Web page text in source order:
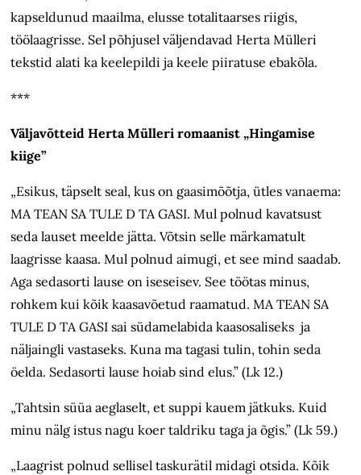
kapseldunud maailma, elusse totalitaarses riigis,
töölaagrisse. Sel põhjusel väljendavad Herta Mülleri
tekstid alati ka keelepildi ja keele piiratuse ebakõla.
***
Väljavõtteid Herta Mülleri romaanist „Hingamise
kiige”
„Esikus, täpselt seal, kus on gaasimõõtja, ütles vanaema:
MA TEAN SA TULE D TA GASI. Mul polnud kavatsust
seda lauset meelde jätta. Võtsin selle märkamatult
laagrisse kaasa. Mul polnud aimugi, et see mind saadab.
Aga sedasorti lause on iseseisev. See töötas minus,
rohkem kui kõik kaasavõetud raamatud. MA TEAN SA
TULE D TA GASI sai südamelabida kaasosaliseks ja
näljaingli vastaseks. Kuna ma tagasi tulin, tohin seda
öelda. Sedasorti lause hoiab sind elus.” (Lk 12.)
„Tahtsin süüa aeglaselt, et suppi kauem jätkuks. Kuid
minu nälg istus nagu koer taldriku taga ja õgis.” (Lk 59.)
„Laagrist polnud sellisel taskurätil midagi otsida. Kõik